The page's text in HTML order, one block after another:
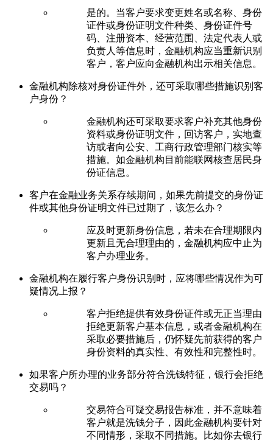
是的。当客户要求变更姓名或名称、身份
证件或身份证明文件种类、身份证件号
码、注册资本、经营范围、法定代表人或
负责人等信息时，金融机构应当重新识别
客户，客户应向金融机构出示相关信息。
金融机构除核对身份证件外，还可采取哪些措施识别客
户身份？
金融机构还可采取要求客户补充其他身份
资料或身份证明文件，回访客户，实地查
访或者向公安、工商行政管理部门核实等
措施。如金融机构目前能联网核查居民身
份证信息。
客户在金融业务关系存续期间，如果先前提交的身份证
件或其他身份证明文件已过期了，该怎么办？
应及时更新身份信息，若未在合理期限内
更新且无合理理由的，金融机构应中止为
客户办理业务。
金融机构在履行客户身份识别时，应将哪些情况作为可
疑情况上报？
客户拒绝提供有效身份证件或无正当理由
拒绝更新客户基本信息，或者金融机构在
采取必要措施后，仍怀疑先前获得的客户
身份资料的真实性、有效性和完整性时。
如果客户所办理的业务部分符合洗钱特征，银行会拒绝
交易吗？
交易符合可疑交易报告标准，并不意味着
客户就是洗钱分子，因此金融机构要针对
不同情形，采取不同措施。比如你去银行